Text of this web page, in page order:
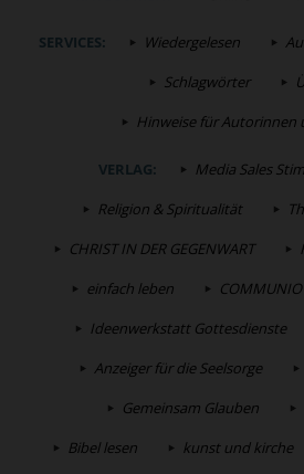
SERVICES: Wiedergelesen
Schlagwörter
Hinweise für Autorinnen
VERLAG:
Media Sales
Religion & Spiritualität
CHRIST IN DER GEGENWART
einfach leben
COMMUNIO
Ideenwerkstatt Gottesdienste
Anzeiger für die Seelsorge
Gemeinsam Glauben
Bibel lesen
kunst und kirche